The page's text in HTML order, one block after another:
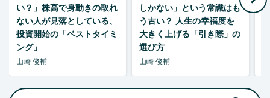
い？」株高で身動きの取れ
ない人が見落としている、
投資開始の「ベストタイミ
ング」
山崎 俊輔
しかない」という常識はも
う古い？ 人生の幸福度を
大きく上げる「引き際」の
選び方
山崎 俊輔